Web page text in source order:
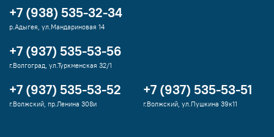
+7 (938) 535-32-34
р.Адыгея, ул.Мандариновая 14
+7 (937) 535-53-56
г.Волгоград, ул.Туркменская 32/1
+7 (937) 535-53-52
г.Волжский, пр.Ленина 308и
+7 (937) 535-53-51
г.Волжский, ул.Пушкина 39к11